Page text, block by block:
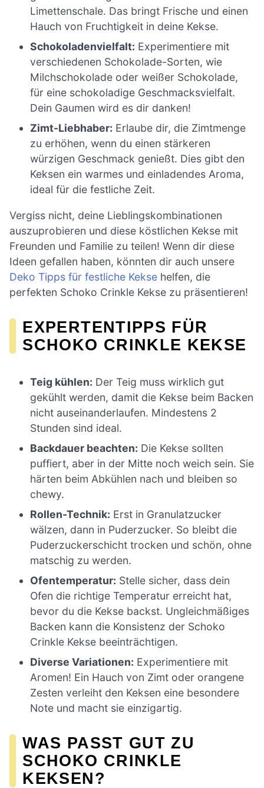
Limettenschale. Das bringt Frische und einen
Hauch von Fruchtigkeit in deine Kekse.
Schokoladenvielfalt: Experimentiere mit
verschiedenen Schokolade-Sorten, wie
Milchschokolade oder weißer Schokolade,
für eine schokoladige Geschmacksvielfalt.
Dein Gaumen wird es dir danken!
Zimt-Liebhaber: Erlaube dir, die Zimtmenge
zu erhöhen, wenn du einen stärkeren
würzigen Geschmack genießt. Dies gibt den
Keksen ein warmes und einladendes Aroma,
ideal für die festliche Zeit.
Vergiss nicht, deine Lieblingskombinationen
auszuprobieren und diese köstlichen Kekse mit
Freunden und Familie zu teilen! Wenn dir diese
Ideen gefallen haben, könnten dir auch unsere
Deko Tipps für festliche Kekse helfen, die
perfekten Schoko Crinkle Kekse zu präsentieren!
EXPERTENTIPPS FÜR
SCHOKO CRINKLE KEKSE
Teig kühlen: Der Teig muss wirklich gut
gekühlt werden, damit die Kekse beim Backen
nicht auseinanderlaufen. Mindestens 2
Stunden sind ideal.
Backdauer beachten: Die Kekse sollten
puffiert, aber in der Mitte noch weich sein. Sie
härten beim Abkühlen nach und bleiben so
chewy.
Rollen-Technik: Erst in Granulatzucker
wälzen, dann in Puderzucker. So bleibt die
Puderzuckerschicht trocken und schön, ohne
matschig zu werden.
Ofentemperatur: Stelle sicher, dass dein
Ofen die richtige Temperatur erreicht hat,
bevor du die Kekse backst. Ungleichmäßiges
Backen kann die Konsistenz der Schoko
Crinkle Kekse beeinträchtigen.
Diverse Variationen: Experimentiere mit
Aromen! Ein Hauch von Zimt oder orangene
Zesten verleiht den Keksen eine besondere
Note und macht sie einzigartig.
WAS PASST GUT ZU
SCHOKO CRINKLE
KEKSEN?